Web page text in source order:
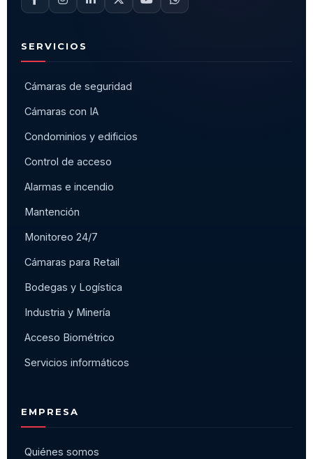
SERVICIOS
Cámaras de seguridad
Cámaras con IA
Condominios y edificios
Control de acceso
Alarmas e incendio
Mantención
Monitoreo 24/7
Cámaras para Retail
Bodegas y Logística
Industria y Minería
Acceso Biométrico
Servicios informáticos
EMPRESA
Quiénes somos